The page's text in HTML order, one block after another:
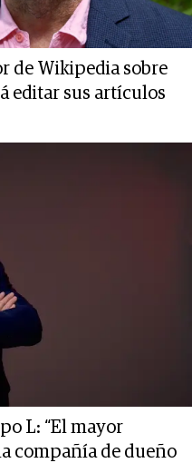
de Wikipedia sobre
editar sus artículos
L: “El mayor
compañía de dueño